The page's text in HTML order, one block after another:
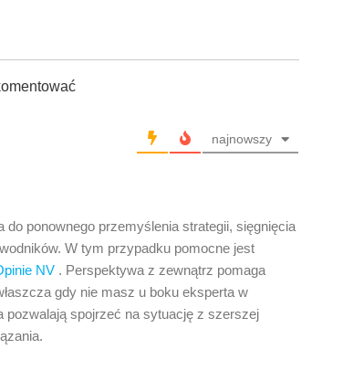
najnowszy
ponownego przemyślenia strategii, sięgnięcia
W tym przypadku pomocne jest
NV . Perspektywa z zewnątrz pomaga
gdy nie masz u boku eksperta w
pozwalają spojrzeć na sytuację z szerszej